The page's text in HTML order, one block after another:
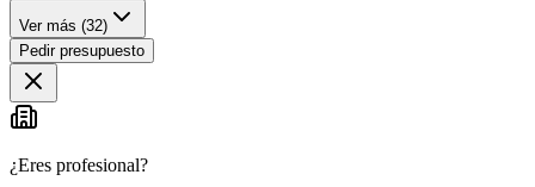
Ver más (32)
Pedir presupuesto
¿Eres profesional?